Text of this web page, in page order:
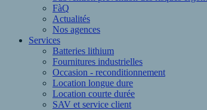
FàQ
Actualités
Nos agences
Services
Batteries lithium
Fournitures industrielles
Occasion - reconditionnement
Location longue dure
Location courte durée
SAV et service client